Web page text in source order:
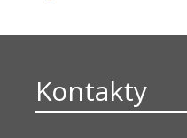
Kontakty